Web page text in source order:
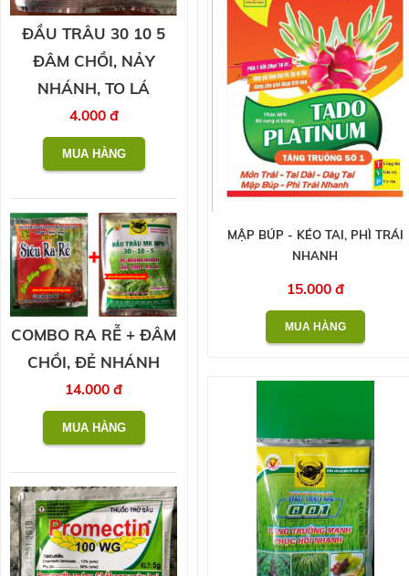
MẬP BÚP - KÉO TAI, PHÌ TRÁI
NHANH
15.000 đ
ĐẦU TRÂU 30 10 5
ĐÂM CHỒI, NẢY
NHÁNH, TO LÁ
4.000 đ
COMBO RA RỄ + ĐÂM
CHỒI, ĐẺ NHÁNH
14.000 đ